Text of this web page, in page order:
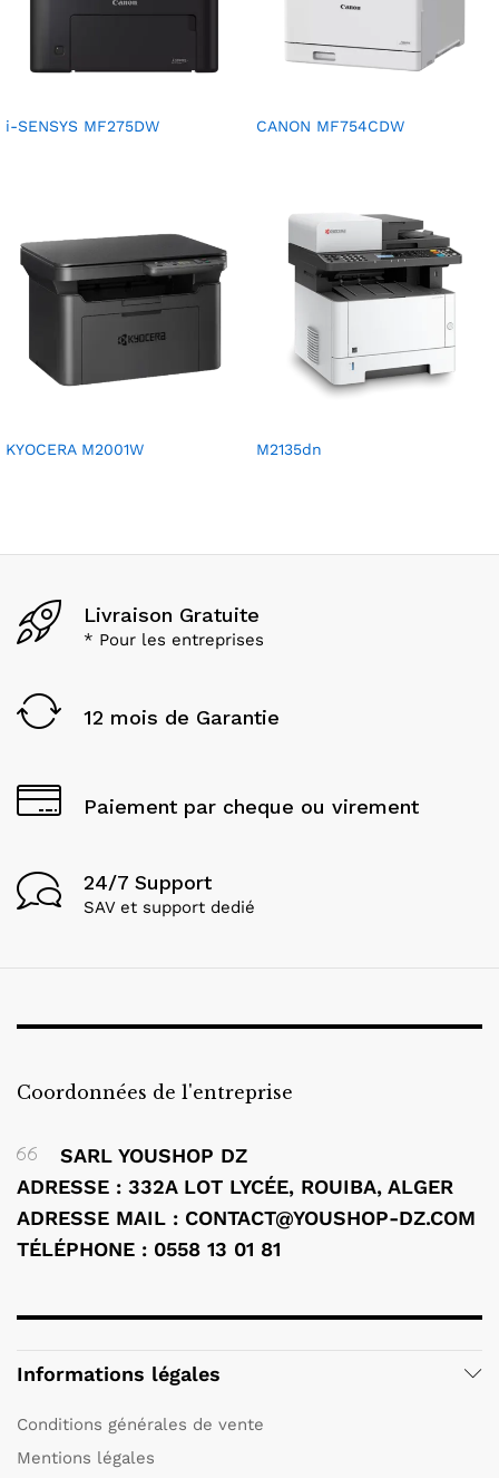
i-SENSYS MF275DW CANON MF754CDW
KYOCERA M2001W M2135dn
Livraison Gratuite
* Pour les entreprises
12 mois de Garantie
Paiement par cheque ou virement
24/7 Support
SAV et support dedié
Coordonnées de l'entreprise
SARL YOUSHOP DZ
ADRESSE : 332A LOT LYCÉE, ROUIBA, ALGER
ADRESSE MAIL : CONTACT@YOUSHOP-DZ.COM
TÉLÉPHONE : 0558 13 01 81
Informations légales
Conditions générales de vente
Mentions légales